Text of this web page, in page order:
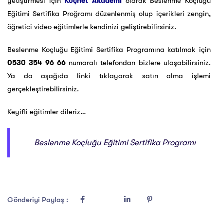
Eğitimi Sertifika Proğramı düzenlenmiş olup içerikleri zengin,
öğretici video eğitimlerle kendinizi geliştirebilirsiniz.
Beslenme Koçluğu Eğitimi Sertifika Programına katılmak için
0530 354 96 66numaralı telefondan bizlere ulaşabilirsiniz.
Ya da aşağıda linki tıklayarak satın alma işlemi
gerçekleştirebilirsiniz.
Keyifli eğitimler dileriz…
Beslenme Koçluğu Eğitimi Sertifika Programı
Gönderiyi Paylaş :